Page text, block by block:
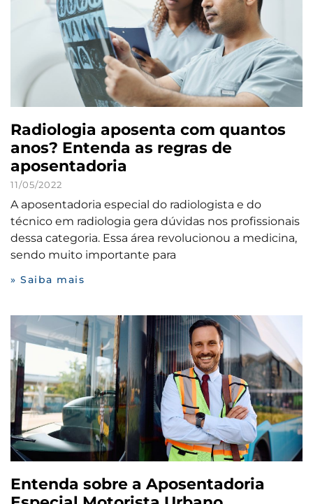
Radiologia aposenta com quantos
anos? Entenda as regras de
aposentadoria
11/05/2022
A aposentadoria especial do radiologista e do
técnico em radiologia gera dúvidas nos profissionais
dessa categoria. Essa área revolucionou a medicina,
sendo muito importante para
» Saiba mais
Entenda sobre a Aposentadoria